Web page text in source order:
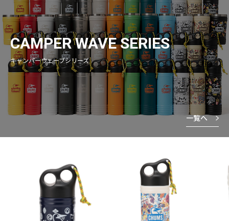
CAMPER WAVE SERIES
キャンパーウェーブシリーズ
一覧へ